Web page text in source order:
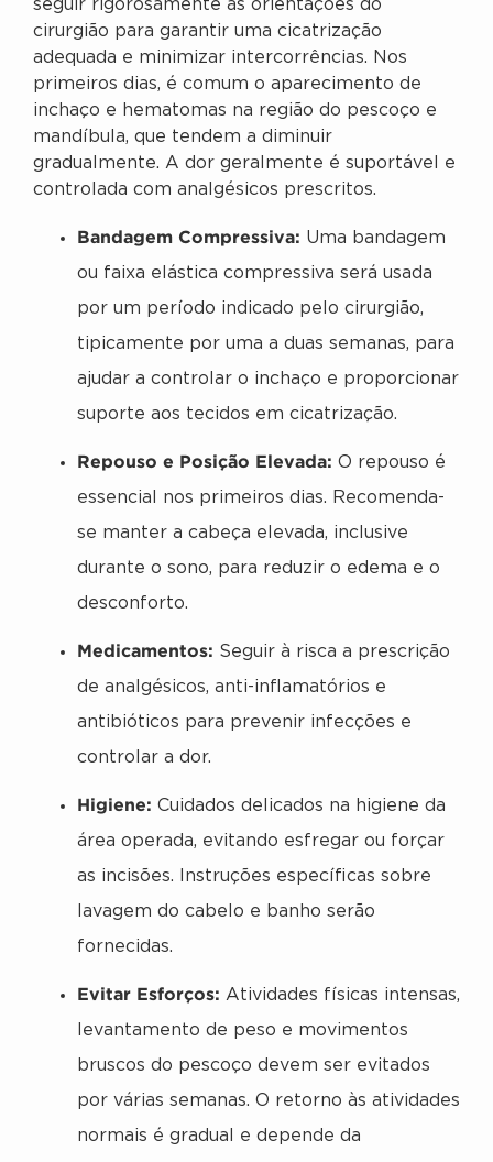
seguir rigorosamente as orientações do
cirurgião para garantir uma cicatrização
adequada e minimizar intercorrências. Nos
primeiros dias, é comum o aparecimento de
inchaço e hematomas na região do pescoço e
mandíbula, que tendem a diminuir
gradualmente. A dor geralmente é suportável e
controlada com analgésicos prescritos.
Bandagem Compressiva: Uma bandagem
ou faixa elástica compressiva será usada
por um período indicado pelo cirurgião,
tipicamente por uma a duas semanas, para
ajudar a controlar o inchaço e proporcionar
suporte aos tecidos em cicatrização.
Repouso e Posição Elevada: O repouso é
essencial nos primeiros dias. Recomenda-
se manter a cabeça elevada, inclusive
durante o sono, para reduzir o edema e o
desconforto.
Medicamentos: Seguir à risca a prescrição
de analgésicos, anti-inflamatórios e
antibióticos para prevenir infecções e
controlar a dor.
Higiene: Cuidados delicados na higiene da
área operada, evitando esfregar ou forçar
as incisões. Instruções específicas sobre
lavagem do cabelo e banho serão
fornecidas.
Evitar Esforços: Atividades físicas intensas,
levantamento de peso e movimentos
bruscos do pescoço devem ser evitados
por várias semanas. O retorno às atividades
normais é gradual e depende da